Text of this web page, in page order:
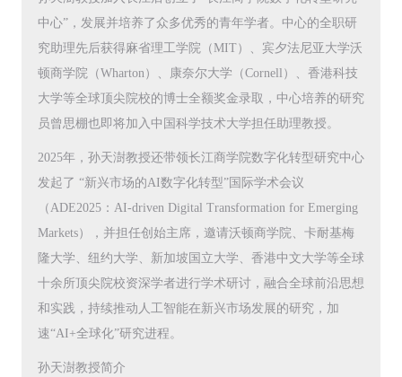
中心”，发展并培养了众多优秀的青年学者。中心的全职研
究助理先后获得麻省理工学院（MIT）、宾夕法尼亚大学沃
顿商学院（Wharton）、康奈尔大学（Cornell）、香港科技
大学等全球顶尖院校的博士全额奖金录取，中心培养的研究
员曾思棚也即将加入中国科学技术大学担任助理教授。
2025年，孙天澍教授还带领长江商学院数字化转型研究中心
发起了 “新兴市场的AI数字化转型”国际学术会议
（ADE2025：AI-driven Digital Transformation for Emerging
Markets），并担任创始主席，邀请沃顿商学院、卡耐基梅
隆大学、纽约大学、新加坡国立大学、香港中文大学等全球
十余所顶尖院校资深学者进行学术研讨，融合全球前沿思想
和实践，持续推动人工智能在新兴市场发展的研究，加
速“AI+全球化”研究进程。
孙天澍教授简介